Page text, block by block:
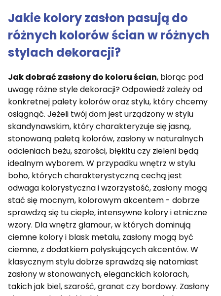
Jakie kolory zasłon pasują do
różnych kolorów ścian w różnych
stylach dekoracji?
Jak dobrać zasłony do koloru ścian, biorąc pod
uwagę różne style dekoracji? Odpowiedź zależy od
konkretnej palety kolorów oraz stylu, który chcemy
osiągnąć. Jeżeli twój dom jest urządzony w stylu
skandynawskim, który charakteryzuje się jasną,
stonowaną paletą kolorów, zasłony w naturalnych
odcieniach beżu, szarości, błękitu czy zieleni będą
idealnym wyborem. W przypadku wnętrz w stylu
boho, których charakterystyczną cechą jest
odwaga kolorystyczna i wzorzystość, zasłony mogą
stać się mocnym, kolorowym akcentem - dobrze
sprawdzą się tu ciepłe, intensywne kolory i etniczne
wzory. Dla wnętrz glamour, w których dominują
ciemne kolory i blask metalu, zasłony mogą być
ciemne, z dodatkiem połyskujących akcentów. W
klasycznym stylu dobrze sprawdzą się natomiast
zasłony w stonowanych, eleganckich kolorach,
takich jak biel, szarość, granat czy bordowy. Zasłony